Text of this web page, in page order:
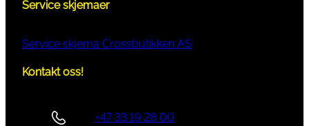
Service skjemaer
Service skjema Crossbutikken AS
Kontakt oss!
+47 33 19 28 00